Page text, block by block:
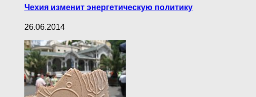
Чехия изменит энергетическую политику
26.06.2014